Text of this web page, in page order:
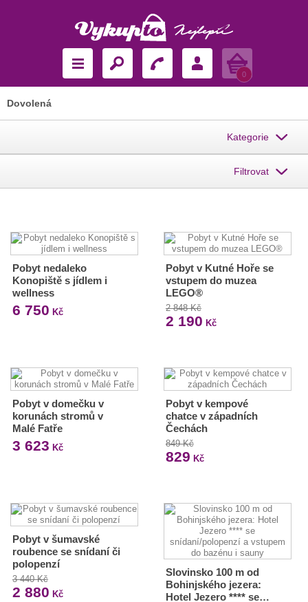
Košík
0
Dovolená
Kategorie
Filtrovat
Pobyt nedaleko
Konopiště s jídlem i
wellness
6 750 Kč
Pobyt v Kutné Hoře se
vstupem do muzea
LEGO®
2 848 Kč
2 190 Kč
Pobyt v domečku v
korunách stromů v
Malé Fatře
3 623 Kč
Pobyt v kempové
chatce v západních
Čechách
849 Kč
829 Kč
Pobyt v šumavské
roubence se snídaní či
polopenzí
3 440 Kč
2 880 Kč
Slovinsko 100 m od
Bohinjského jezera:
Hotel Jezero **** se…